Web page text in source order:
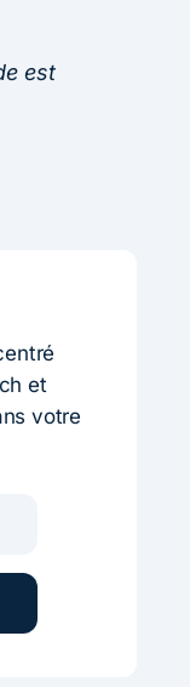
est
et
votre